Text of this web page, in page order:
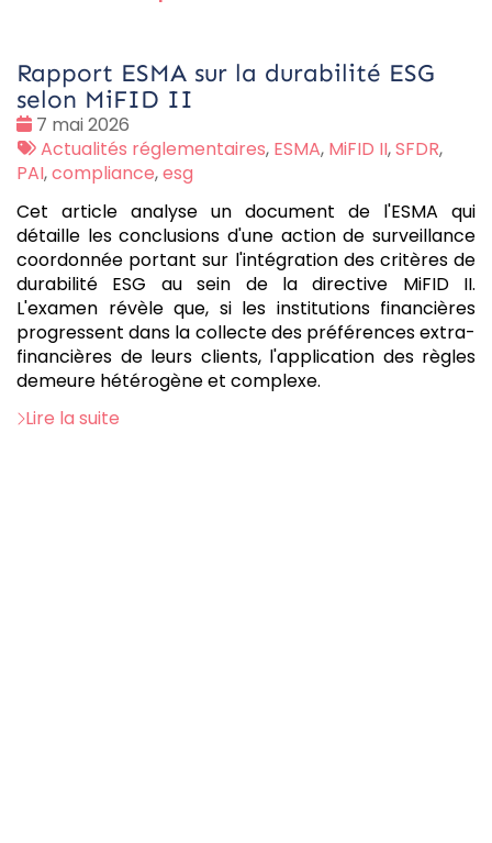
Rapport ESMA sur la durabilité ESG
selon MiFID II
Date
:
7 mai 2026
Tags
:
Actualités réglementaires, ESMA, MiFID II,SFDR,
PAI,compliance,esg
Cet article analyse un document de l'ESMA qui
détaille les conclusions d'une action de surveillance
coordonnée portant sur l'intégration des critères de
durabilité ESG au sein de la directive MiFID II.
L'examen révèle que, si les institutions financières
progressent dans la collecte des préférences extra-
financières de leurs clients, l'application des règles
demeure hétérogène et complexe.
Lire la suite